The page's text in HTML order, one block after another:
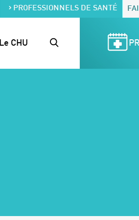
PROFESSIONNELS DE SANTÉ
Le CHU